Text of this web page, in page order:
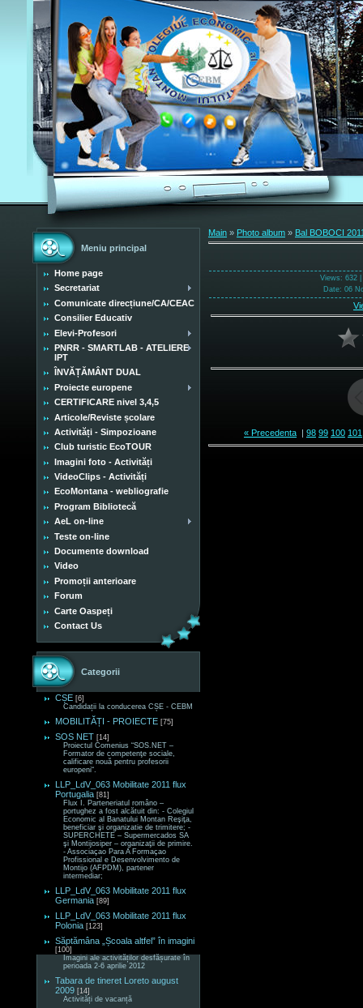
Meniu principal
Home page
Secretariat
Comunicate direcțiune/CA/CEAC
Consilier Educativ
Elevi-Profesori
PNRR - SMARTLAB - ATELIERE
IPT
ÎNVĂȚĂMÂNT DUAL
Proiecte europene
CERTIFICARE nivel 3,4,5
Articole/Reviste școlare
Activități - Simpozioane
Club turistic EcoTOUR
Imagini foto - Activități
VideoClips - Activități
EcoMontana - webliografie
Program Bibliotecă
AeL on-line
Teste on-line
Documente download
Video
Promoții anterioare
Forum
Carte Oaspeți
Contact Us
Categorii
CȘE [6]
Candidații la conducerea CȘE - CEBM
MOBILITĂȚI - PROIECTE [75]
SOS NET [14]
Proiectul Comenius “SOS.NET –
Formator de competenţe sociale,
calificare nouă pentru profesorii
europeni“.
LLP_LdV_063 Mobilitate 2011 flux
Portugalia [81]
Flux I. Parteneriatul româno –
portughez a fost alcătuit din: - Colegiul
Economic al Banatului Montan Reşiţa,
beneficiar şi organizatie de trimitere; -
SUPERCHETE – Supermercados SA
şi Montijosiper – organizaţii de primire.
- Associaçao Para A Formaçao
Profissional e Desenvolvimento de
Montijo (AFPDM), partener
intermediar;
LLP_LdV_063 Mobilitate 2011 flux
Germania [89]
LLP_LdV_063 Mobilitate 2011 flux
Polonia [123]
Săptămâna „Școala altfel” în imagini
[100]
Imagini ale activităților desfășurate în
perioada 2-6 aprilie 2012
Tabara de tineret Loreto august
2009 [14]
Activități de vacanță
Main » Photo album » Bal BOBOCI
Views: 632 |
Date: 06
« Precedenta | 98 99 100 101